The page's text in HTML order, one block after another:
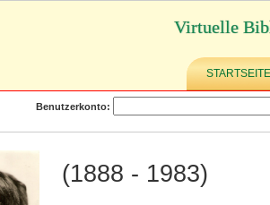
Virtuelle
STARTSEITE
Benutzerkonto:
(1888 - 1983)